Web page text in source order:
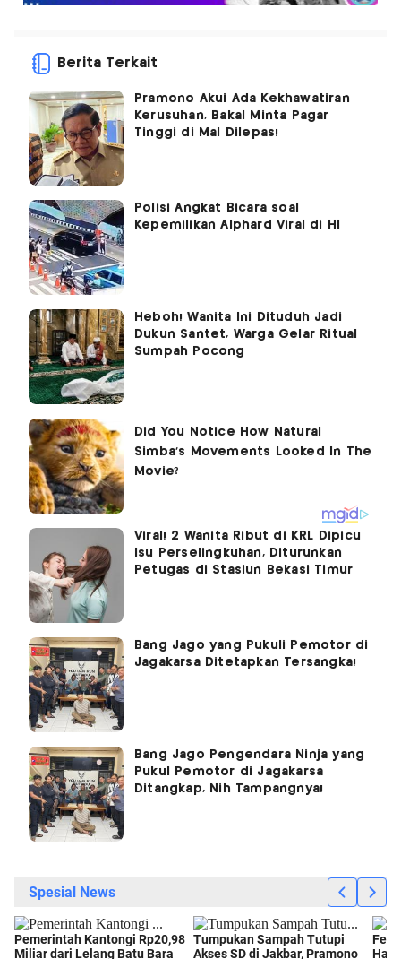
Berita Terkait
Pramono Akui Ada Kekhawatiran
Kerusuhan, Bakal Minta Pagar
Tinggi di Mal Dilepas!
Polisi Angkat Bicara soal
Kepemilikan Alphard Viral di HI
Heboh! Wanita Ini Dituduh Jadi
Dukun Santet, Warga Gelar Ritual
Sumpah Pocong
Viral! 2 Wanita Ribut di KRL Dipicu
Isu Perselingkuhan, Diturunkan
Petugas di Stasiun Bekasi Timur
Bang Jago yang Pukuli Pemotor di
Jagakarsa Ditetapkan Tersangka!
Bang Jago Pengendara Ninja yang
Pukul Pemotor di Jagakarsa
Ditangkap, Nih Tampangnya!